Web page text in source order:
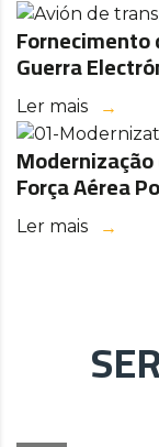
Guerra
Ler mais
Força Aérea
Ler mais